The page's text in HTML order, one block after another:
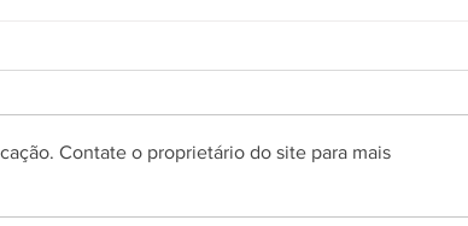
Prefeitura de Gramado abre
Contate o proprietário do site para mais